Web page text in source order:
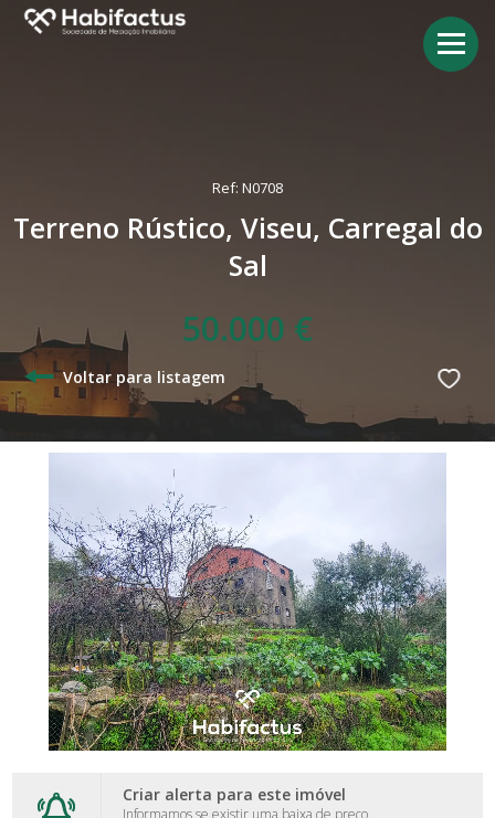
Ref: N0708
Terreno Rústico, Viseu, Carregal do
Sal
50.000 €
Voltar para listagem
Criar alerta para este imóvel
Informamos se existir uma baixa de preço.